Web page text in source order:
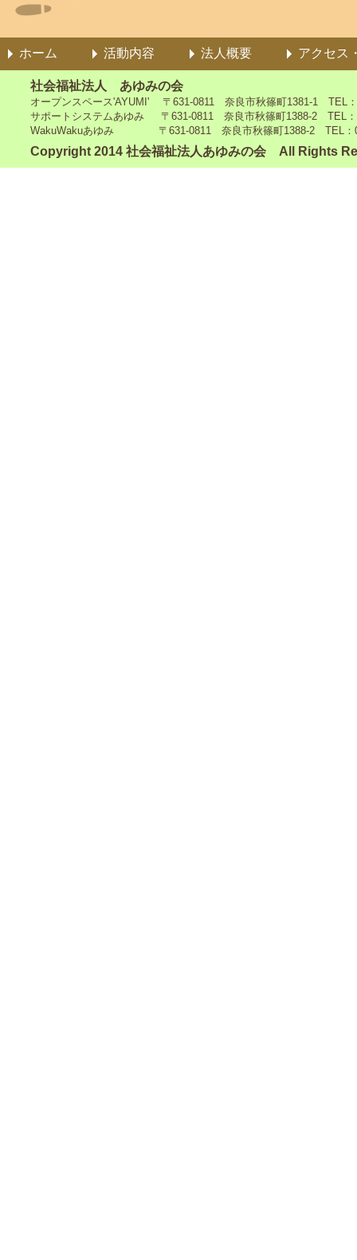
ホーム 活動内容 法人概要 アクセス
社会福祉法人 あゆみの会
オープンスペース'AYUMI' 〒631-0811 奈良市秋篠町1381-1 TEL
サポートシステムあゆみ 〒631-0811 奈良市秋篠町1388-2 TEL：
WakuWakuあゆみ 〒631-0811 奈良市秋篠町1388-2 TEL：
Copyright 2014 社会福祉法人あゆみの会 All Rights